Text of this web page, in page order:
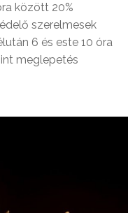
között 20%
szerelmesek
6 és este 10 óra
meglepetés